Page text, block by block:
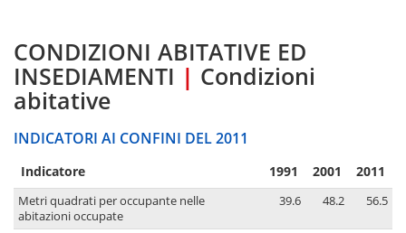
CONDIZIONI ABITATIVE ED
INSEDIAMENTI | Condizioni
abitative
INDICATORI AI CONFINI DEL 2011
Indicatore 1991 2001 2011
Metri quadrati per occupante nelle
abitazioni occupate
39.6 48.2 56.5